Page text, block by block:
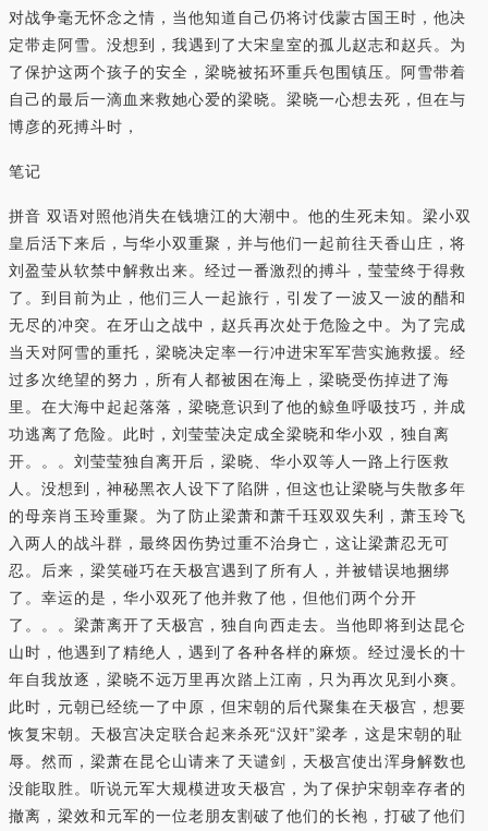
对战争毫无怀念之情，当他知道自己仍将讨伐蒙古国王时，他决
定带走阿雪。没想到，我遇到了大宋皇室的孤儿赵志和赵兵。为
了保护这两个孩子的安全，梁晓被拓环重兵包围镇压。阿雪带着
自己的最后一滴血来救她心爱的梁晓。梁晓一心想去死，但在与
博彦的死搏斗时，
笔记
拼音 双语对照他消失在钱塘江的大潮中。他的生死未知。梁小双
皇后活下来后，与华小双重聚，并与他们一起前往天香山庄，将
刘盈莹从软禁中解救出来。经过一番激烈的搏斗，莹莹终于得救
了。到目前为止，他们三人一起旅行，引发了一波又一波的醋和
无尽的冲突。在牙山之战中，赵兵再次处于危险之中。为了完成
当天对阿雪的重托，梁晓决定率一行冲进宋军军营实施救援。经
过多次绝望的努力，所有人都被困在海上，梁晓受伤掉进了海
里。在大海中起起落落，梁晓意识到了他的鲸鱼呼吸技巧，并成
功逃离了危险。此时，刘莹莹决定成全梁晓和华小双，独自离
开。。。刘莹莹独自离开后，梁晓、华小双等人一路上行医救
人。没想到，神秘黑衣人设下了陷阱，但这也让梁晓与失散多年
的母亲肖玉玲重聚。为了防止梁萧和萧千珏双双失利，萧玉玲飞
入两人的战斗群，最终因伤势过重不治身亡，这让梁萧忍无可
忍。后来，梁笑碰巧在天极宫遇到了所有人，并被错误地捆绑
了。幸运的是，华小双死了他并救了他，但他们两个分开
了。。。梁萧离开了天极宫，独自向西走去。当他即将到达昆仑
山时，他遇到了精绝人，遇到了各种各样的麻烦。经过漫长的十
年自我放逐，梁晓不远万里再次踏上江南，只为再次见到小爽。
此时，元朝已经统一了中原，但宋朝的后代聚集在天极宫，想要
恢复宋朝。天极宫决定联合起来杀死“汉奸”梁孝，这是宋朝的耻
辱。然而，梁萧在昆仑山请来了天谴剑，天极宫使出浑身解数也
没能取胜。听说元军大规模进攻天极宫，为了保护宋朝幸存者的
撤离，梁效和元军的一位老朋友割破了他们的长袍，打破了他们